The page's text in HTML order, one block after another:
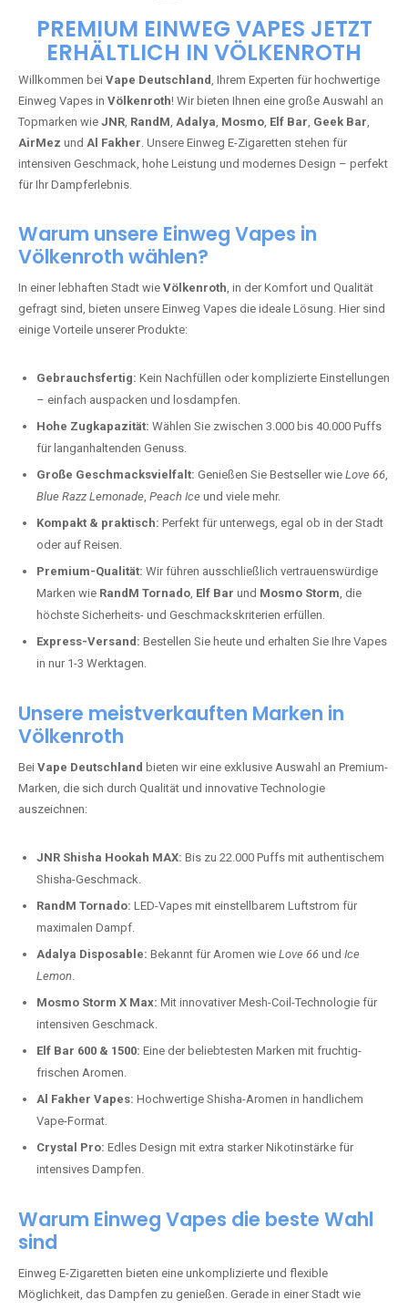
PREMIUM EINWEG VAPES JETZT
ERHÄLTLICH IN VÖLKENROTH
Willkommen bei Vape Deutschland, Ihrem Experten für hochwertige
Einweg Vapes in Völkenroth! Wir bieten Ihnen eine große Auswahl an
Topmarken wie JNR, RandM, Adalya, Mosmo, Elf Bar, Geek Bar,
AirMez und Al Fakher. Unsere Einweg E-Zigaretten stehen für
intensiven Geschmack, hohe Leistung und modernes Design – perfekt
für Ihr Dampferlebnis.
Warum unsere Einweg Vapes in
Völkenroth wählen?
In einer lebhaften Stadt wie Völkenroth, in der Komfort und Qualität
gefragt sind, bieten unsere Einweg Vapes die ideale Lösung. Hier sind
einige Vorteile unserer Produkte:
Gebrauchsfertig: Kein Nachfüllen oder komplizierte Einstellungen
– einfach auspacken und losdampfen.
Hohe Zugkapazität: Wählen Sie zwischen 3.000 bis 40.000 Puffs
für langanhaltenden Genuss.
Große Geschmacksvielfalt: Genießen Sie Bestseller wie Love 66,
Blue Razz Lemonade, Peach Ice und viele mehr.
Kompakt & praktisch: Perfekt für unterwegs, egal ob in der Stadt
oder auf Reisen.
Premium-Qualität: Wir führen ausschließlich vertrauenswürdige
Marken wie RandM Tornado, Elf Bar und Mosmo Storm, die
höchste Sicherheits- und Geschmackskriterien erfüllen.
Express-Versand: Bestellen Sie heute und erhalten Sie Ihre Vapes
in nur 1-3 Werktagen.
Unsere meistverkauften Marken in
Völkenroth
Bei Vape Deutschland bieten wir eine exklusive Auswahl an Premium-
Marken, die sich durch Qualität und innovative Technologie
auszeichnen:
JNR Shisha Hookah MAX: Bis zu 22.000 Puffs mit authentischem
Shisha-Geschmack.
RandM Tornado: LED-Vapes mit einstellbarem Luftstrom für
maximalen Dampf.
Adalya Disposable: Bekannt für Aromen wie Love 66 und Ice
Lemon.
Mosmo Storm X Max: Mit innovativer Mesh-Coil-Technologie für
intensiven Geschmack.
Elf Bar 600 & 1500: Eine der beliebtesten Marken mit fruchtig-
frischen Aromen.
Al Fakher Vapes: Hochwertige Shisha-Aromen in handlichem
Vape-Format.
Crystal Pro: Edles Design mit extra starker Nikotinstärke für
intensives Dampfen.
Warum Einweg Vapes die beste Wahl
sind
Einweg E-Zigaretten bieten eine unkomplizierte und flexible
Möglichkeit, das Dampfen zu genießen. Gerade in einer Stadt wie